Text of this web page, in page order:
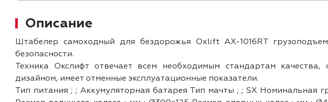
Описание
Штабелер самоходный для бездорожья Oxlift AX-1016RT
безопасности.
Техника Окслифт отвечает всем необходимым стандартам
дизайном, имеет отменные эксплуатационные показатели.
Тип питания ; ; Аккумуляторная батарея Тип мачты ; ; SX Номинальная